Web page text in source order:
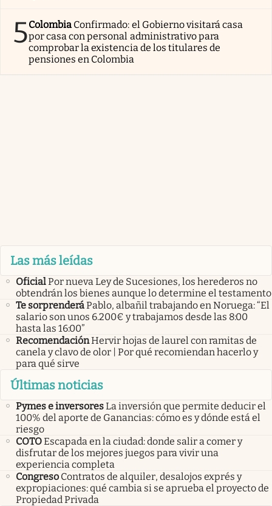
5Colombia Confirmado: el Gobierno visitará casa
por casa con personal administrativo para
comprobar la existencia de los titulares de
pensiones en Colombia
Las más leídas
OficialPor nueva Ley de Sucesiones, los herederos no
obtendrán los bienes aunque lo determine el testamento
Te sorprenderáPablo, albañil trabajando en Noruega: “El
salario son unos 6.200€ y trabajamos desde las 8:00
hasta las 16:00”
RecomendaciónHervir hojas de laurel con ramitas de
canela y clavo de olor | Por qué recomiendan hacerlo y
para qué sirve
Últimas noticias
Pymes e inversoresLa inversión que permite deducir el
100% del aporte de Ganancias: cómo es y dónde está el
riesgo
COTOEscapada en la ciudad: donde salir a comer y
disfrutar de los mejores juegos para vivir una
experiencia completa
Congreso Contratos de alquiler, desalojos exprés y
expropiaciones: qué cambia si se aprueba el proyecto de
Propiedad Privada